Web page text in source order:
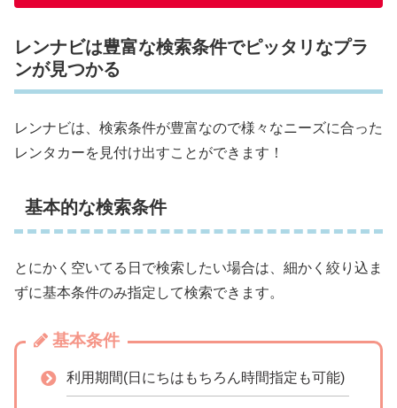
レンナビは豊富な検索条件でピッタリなプラ
ンが見つかる
レンナビは、検索条件が豊富なので様々なニーズに合った
レンタカーを見付け出すことができます！
基本的な検索条件
とにかく空いてる日で検索したい場合は、細かく絞り込ま
ずに基本条件のみ指定して検索できます。
基本条件
利用期間(日にちはもちろん時間指定も可能)